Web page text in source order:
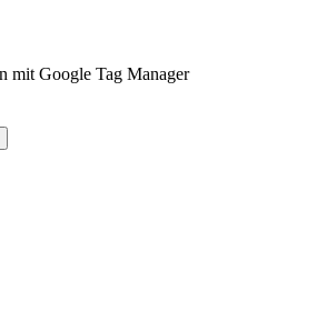
mit Google Tag Manager